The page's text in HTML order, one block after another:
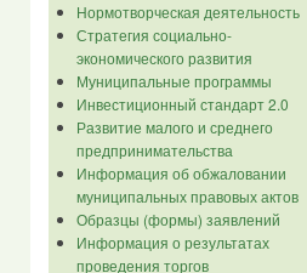
Нормотворческая деятельность
Стратегия социально-
экономического развития
Муниципальные программы
Инвестиционный стандарт 2.0
Развитие малого и среднего
предпринимательства
Информация об обжаловании
муниципальных правовых актов
Образцы (формы) заявлений
Информация о результатах
проведения торгов